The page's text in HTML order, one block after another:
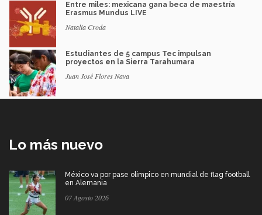
Entre miles: mexicana gana beca de maestría
Erasmus Mundus LIVE
Natalia Croda
Estudiantes de 5 campus Tec impulsan
proyectos en la Sierra Tarahumara
Juan José Flores Nava
Lo más nuevo
México va por pase olímpico en mundial de flag football
en Alemania
07 Agosto 2026